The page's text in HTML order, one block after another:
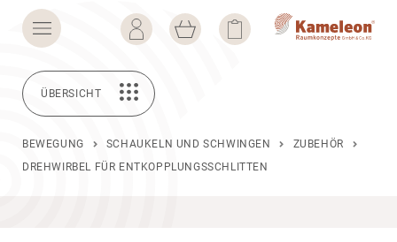
ÜBERSICHT
BEWEGUNG SCHAUKELN UND SCHWINGEN
ZUBEHÖR
DREHWIRBEL FÜR ENTKOPPLUNGSSCHLITTEN